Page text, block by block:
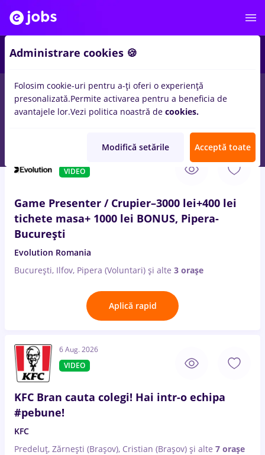
Salarii Remote (de acasă) București Cluj-
VIDEO
Game Presenter / Crupier–3000 lei+400 lei
tichete masa+ 1000 lei BONUS, Pipera-
București
Evolution Romania
București, Ilfov, Pipera (Voluntari) și alte 3 orașe
Aplică rapid
6 Aug. 2026
VIDEO
KFC Bran cauta colegi! Hai intr-o echipa
#pebune!
KFC
Predeluț, Zărnești (Brașov), Cristian (Brașov) și alte 7 orașe
Administrare cookies 🍪
Folosim cookie-uri pentru a-ți oferi o experiență
presonalizată.Permite activarea pentru a beneficia de
avantajele lor.Vezi politica noastră de cookies.
Modifică setările Acceptă toate